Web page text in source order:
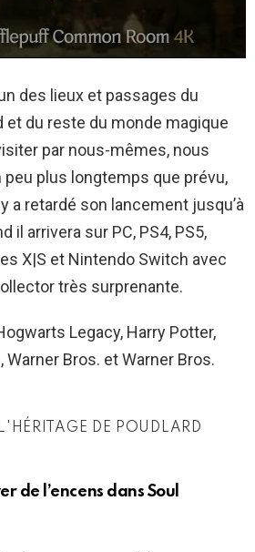
des lieux et passages du
et du reste du monde magique
par nous-mêmes, nous
plus longtemps que prévu,
a retardé son lancement jusqu’à
il arrivera sur PC, PS4, PS5,
X|S et Nintendo Switch avec
très surprenante.
Legacy, Harry Potter,
Bros. et Warner Bros.
DE POUDLARD
de l’encens dans Soul